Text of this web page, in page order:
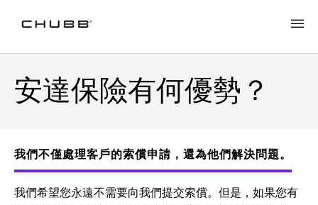
安達保險有何優勢？
我們不僅處理客戶的索償申請，還為他們解決問題。
我們希望您永遠不需要向我們提交索償。但是，如果您有